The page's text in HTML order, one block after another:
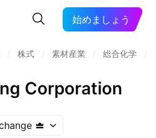
始めましょう
株式 素材産業 総合化学
Corporation